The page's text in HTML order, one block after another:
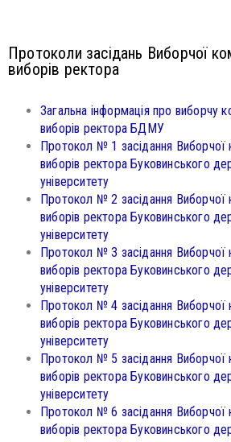
Протоколи засідань Виборчої
виборів ректора
Загальна інформація про виборчу
виборів ректора БДМУ
Протокол № 1 засідання Виборчої
виборів ректора Буковинського
університету
Протокол № 2 засідання Виборчої
виборів ректора Буковинського
університету
Протокол № 3 засідання Виборчої
виборів ректора Буковинського
університету
Протокол № 4 засідання Виборчої
виборів ректора Буковинського
університету
Протокол № 5 засідання Виборчої
виборів ректора Буковинського
університету
Протокол № 6 засідання Виборчої
виборів ректора Буковинського